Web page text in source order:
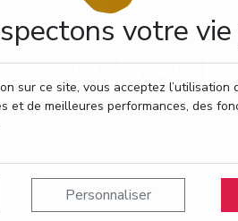
votre
sur ce site, vous acceptez l’utilisation
et de meilleures performances, des
Personnaliser
CONTACT
RÉSERVEZ VOTRE PASSAGE